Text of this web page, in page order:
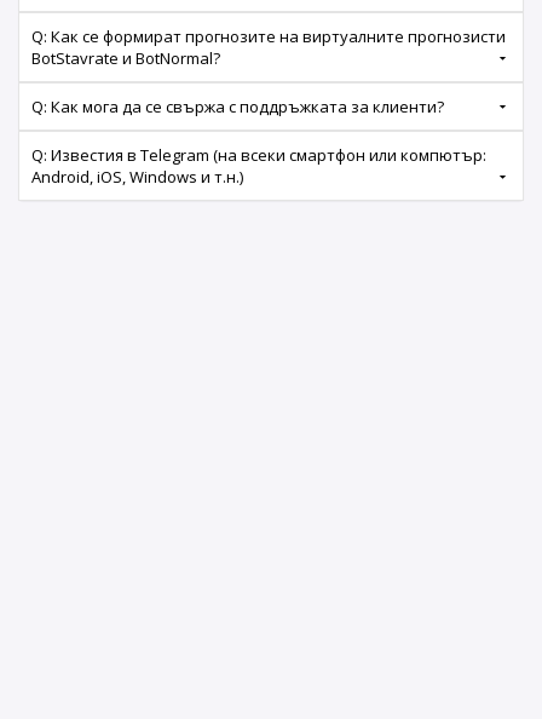
Q: Как се формират прогнозите на виртуалните прогнозисти
BotStavrate и BotNormal?
Q: Как мога да се свържа с поддръжката за клиенти?
Q: Известия в Telegram (на всеки смартфон или компютър:
Android, iOS, Windows и т.н.)